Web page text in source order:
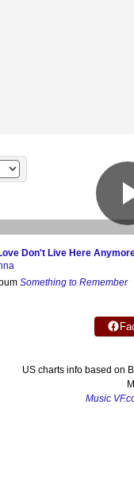
Don't Live Here
Something to Remember
US charts info based on
Music